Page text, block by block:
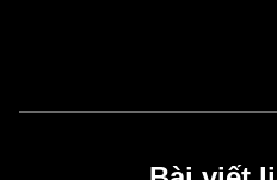
pháp lý hoặc thuế. Việc nắm
bao gồm stablecoin và NFT,
biến động mạnh. Bạn nên
hợp với điều kiện tài chính